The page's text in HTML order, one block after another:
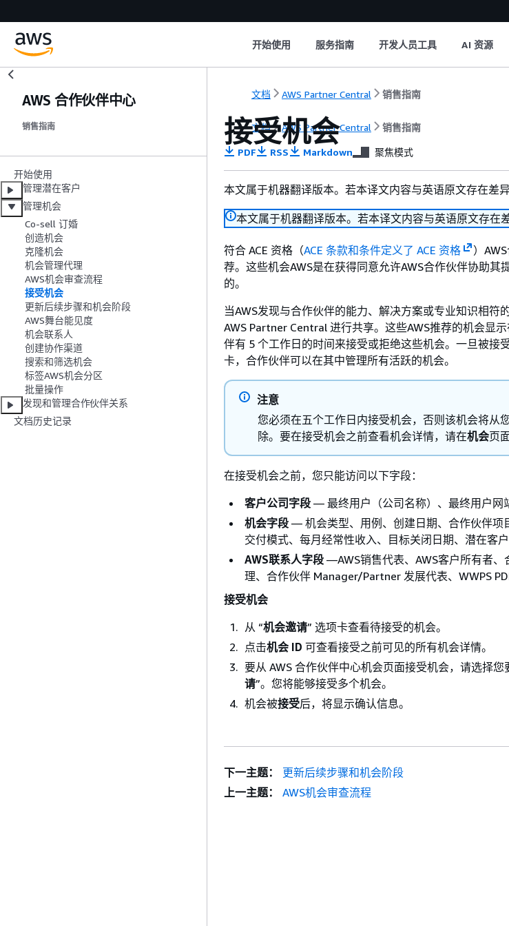
开始使用 服务指南 开发人员工具 AI 资源
AWS 合作伙伴中心
销售指南
开始使用
管理潜在客户
管理机会
Co-sell 订婚
创造机会
克隆机会
机会管理代理
AWS机会审查流程
接受机会
更新后续步骤和机会阶段
AWS舞台能见度
机会联系人
创建协作渠道
搜索和筛选机会
标签AWS机会分区
批量操作
发现和管理合作伙伴关系
文档历史记录
文档 AWS Partner Central 销售指南
文档 AWS Partner Central 销售指南
接受机会
PDF RSS Markdown 聚焦模式
本文属于机器翻译版本。若本译文内容与英语原文存在差
本文属于机器翻译版本。若本译文内容与英语原文存在
符合 ACE 资格（ACE 条款和条件定义了 ACE 资格
）
荐。这些机会AWS是在获得同意允许AWS合作伙伴协助其
的。
当AWS发现与合作伙伴的能力、解决方案或专业知识相符
AWS Partner Central 进行共享。这些AWS推荐的机会显示
伴有 5 个工作日的时间来接受或拒绝这些机会。一旦被接
卡，合作伙伴可以在其中管理所有活跃的机会。
注意
您必须在五个工作日内接受机会，否则该机会将从
除。要在接受机会之前查看机会详情，请在机会页
在接受机会之前，您只能访问以下字段：
客户公司字段 — 最终用户（公司名称）、最终用户网
机会字段 — 机会类型、用例、创建日期、合作伙伴项
交付模式、每月经常性收入、目标关闭日期、潜在客户
AWS联系人字段 —AWS销售代表、AWS客户所有者
理、合作伙伴 Manager/Partner 发展代表、WWPS
接受机会
从 “机会邀请” 选项卡查看待接受的机会。
点击机会 ID 可查看接受之前可见的所有机会详情。
要从 AWS 合作伙伴中心机会页面接受机会，请选择您
请”。您将能够接受多个机会。
机会被接受后，将显示确认信息。
下一主题：
更新后续步骤和机会阶段
上一主题：
AWS机会审查流程